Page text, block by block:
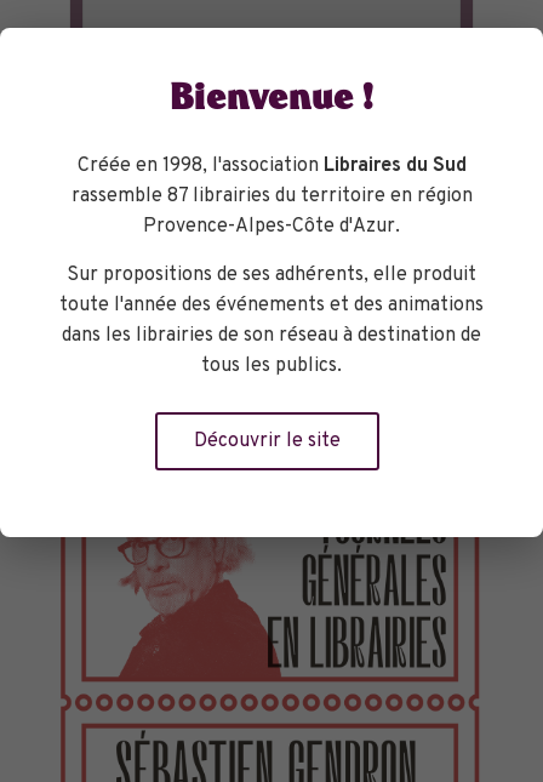
Bienvenue !
Créée en 1998, l'association Libraires du Sud
rassemble 87 librairies du territoire en région
Provence-Alpes-Côte d'Azur.
Sur propositions de ses adhérents, elle produit
toute l'année des événements et des animations
dans les librairies de son réseau à destination de
tous les publics.
Découvrir le site